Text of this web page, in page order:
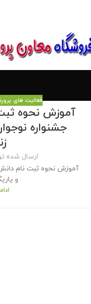
فعالیت های
آموزش نحوه
جشنواره
ارسال شده
آموزش نحوه ثبت نام
و